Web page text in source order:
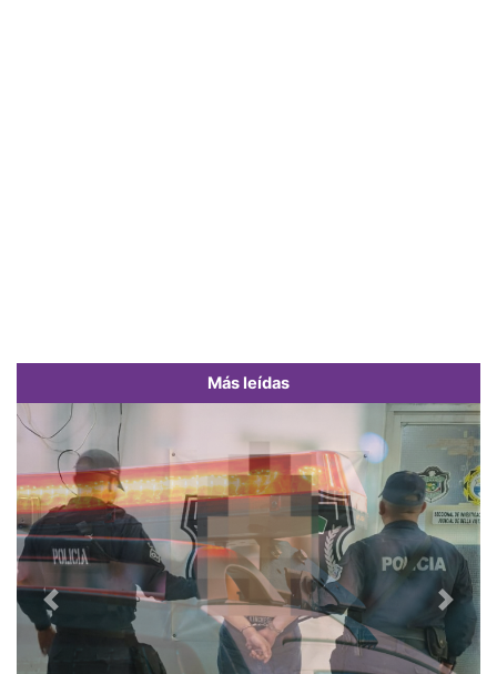
Más leídas
Previous Next